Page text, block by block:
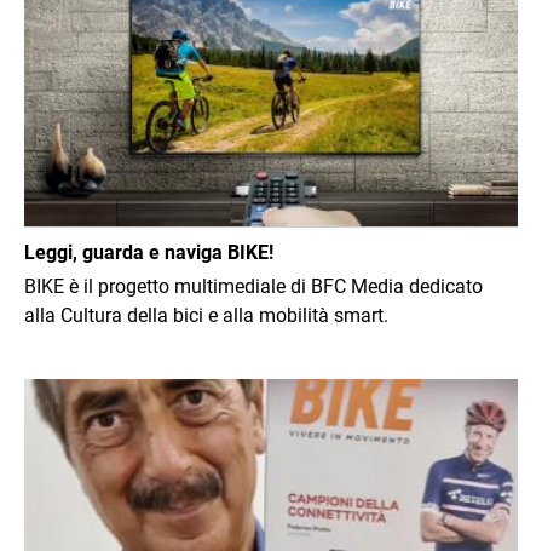
Leggi, guarda e naviga BIKE!
BIKE è il progetto multimediale di BFC Media dedicato
alla Cultura della bici e alla mobilità smart.
Immagine